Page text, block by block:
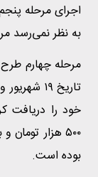
اجرای مرحله
به نظر نمی‌رسد
مرحله چهارم
خود را دریافت
بوده است.